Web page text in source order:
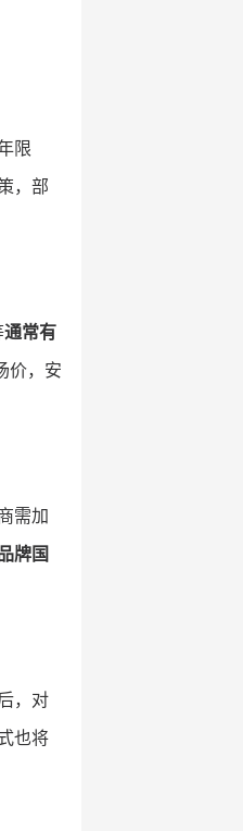
限
，部
通常有
价，安
需加
牌国
，对
也将